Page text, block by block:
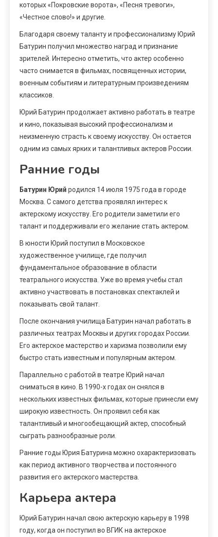
которых «Покровские ворота», «Песня тревоги»,
«Честное слово!» и другие.
Благодаря своему таланту и профессионализму Юрий
Батурин получил множество наград и признание
зрителей. Интересно отметить, что актер особенно
часто снимается в фильмах, посвященных истории,
военным событиям и литературным произведениям
классиков.
Юрий Батурин продолжает активно работать в театре
и кино, показывая высокий профессионализм и
неизменную страсть к своему искусству. Он остается
одним из самых ярких и талантливых актеров России.
Ранние годы
Батурин Юрий родился 14 июля 1975 года в городе
Москва. С самого детства проявлял интерес к
актерскому искусству. Его родители заметили его
талант и поддерживали его желание стать актером.
В юности Юрий поступил в Московское
художественное училище, где получил
фундаментальное образование в области
театрального искусства. Уже во время учебы стал
активно участвовать в постановках спектаклей и
показывать свой талант.
После окончания училища Батурин начал работать в
различных театрах Москвы и других городах России.
Его актерское мастерство и харизма позволили ему
быстро стать известным и популярным актером.
Параллельно с работой в театре Юрий начал
сниматься в кино. В 1990-х годах он снялся в
нескольких известных фильмах, которые принесли ему
широкую известность. Он проявил себя как
талантливый и многообещающий актер, способный
сыграть разнообразные роли.
Ранние годы Юрия Батурина можно охарактеризовать
как период активного творчества и постоянного
развития его актерского мастерства.
Карьера актера
Юрий Батурин начал свою актерскую карьеру в 1998
году, когда он поступил во ВГИК на актерское